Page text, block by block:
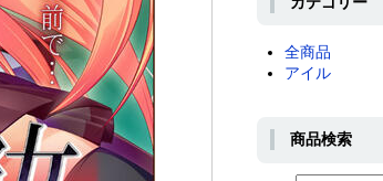
全商品
アイル
商品検索